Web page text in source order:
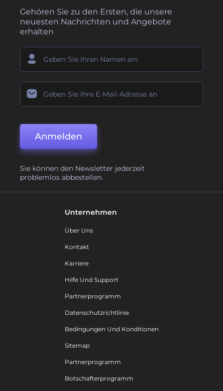
Gehören Sie zu den Ersten, die unsere
neuesten Nachrichten und Angebote
erhalten
Anmelden
Sie können den Newsletter jederzeit
problemlos abbestellen.
Unternehmen
Über Uns
Kontakt
Karriere
Hilfe Und Support
Partnerprogramm
Datenschutzrichtlinie
Bedingungen Und Konditionen
Sitemap
Partnerprogramm
Botschafterprogramm